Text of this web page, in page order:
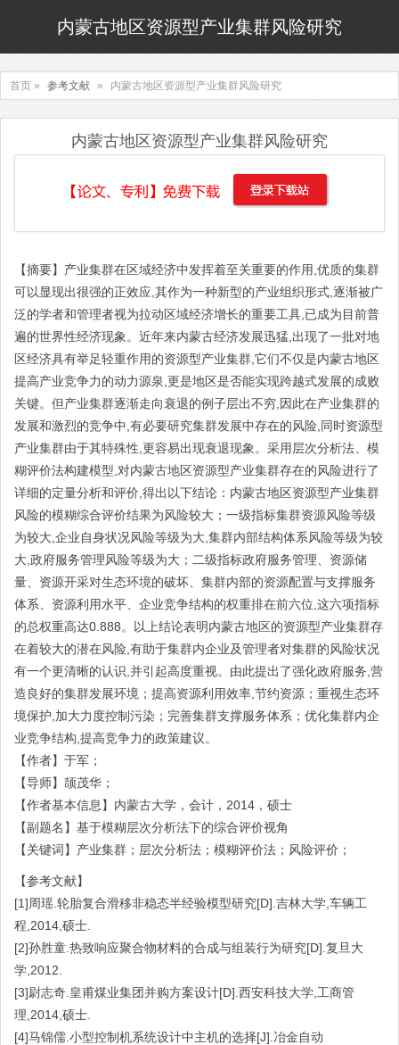
内蒙古地区资源型产业集群风险研究
首页 » 参考文献 » 内蒙古地区资源型产业集群风险研究
内蒙古地区资源型产业集群风险研究
【摘要】产业集群在区域经济中发挥着至关重要的作用,优质的集群
可以显现出很强的正效应,其作为一种新型的产业组织形式,逐渐被广
泛的学者和管理者视为拉动区域经济增长的重要工具,已成为目前普
遍的世界性经济现象。近年来内蒙古经济发展迅猛,出现了一批对地
区经济具有举足轻重作用的资源型产业集群,它们不仅是内蒙古地区
提高产业竞争力的动力源泉,更是地区是否能实现跨越式发展的成败
关键。但产业集群逐渐走向衰退的例子层出不穷,因此在产业集群的
发展和激烈的竞争中,有必要研究集群发展中存在的风险,同时资源型
产业集群由于其特殊性,更容易出现衰退现象。采用层次分析法、模
糊评价法构建模型,对内蒙古地区资源型产业集群存在的风险进行了
详细的定量分析和评价,得出以下结论：内蒙古地区资源型产业集群
风险的模糊综合评价结果为风险较大；一级指标集群资源风险等级
为较大,企业自身状况风险等级为大,集群内部结构体系风险等级为较
大,政府服务管理风险等级为大；二级指标政府服务管理、资源储
量、资源开采对生态环境的破坏、集群内部的资源配置与支撑服务
体系、资源利用水平、企业竞争结构的权重排在前六位,这六项指标
的总权重高达0.888。以上结论表明内蒙古地区的资源型产业集群存
在着较大的潜在风险,有助于集群内企业及管理者对集群的风险状况
有一个更清晰的认识,并引起高度重视。由此提出了强化政府服务,营
造良好的集群发展环境；提高资源利用效率,节约资源；重视生态环
境保护,加大力度控制污染；完善集群支撑服务体系；优化集群内企
业竞争结构,提高竞争力的政策建议。
【作者】于军；
【导师】颉茂华；
【作者基本信息】内蒙古大学，会计，2014，硕士
【副题名】基于模糊层次分析法下的综合评价视角
【关键词】产业集群；层次分析法；模糊评价法；风险评价；
【参考文献】
[1]周瑶.轮胎复合滑移非稳态半经验模型研究[D].吉林大学,车辆工
程,2014,硕士.
[2]孙胜童.热致响应聚合物材料的合成与组装行为研究[D].复旦大
学,2012.
[3]尉志奇.皇甫煤业集团并购方案设计[D].西安科技大学,工商管
理,2014,硕士.
[4]马锦儒.小型控制机系统设计中主机的选择[J].冶金自动